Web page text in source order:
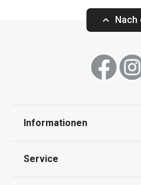
Nach
Informationen
Service